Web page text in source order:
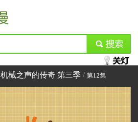
submit
机械之声的传奇 第三季 / 第12集